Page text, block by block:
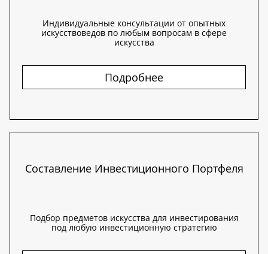
Индивидуальные консультации от опытных
искусствоведов по любым вопросам в сфере
искусства
Подробнее
Составление Инвестиционного Портфеля
Подбор предметов искусства для инвестирования
под любую инвестиционную стратегию